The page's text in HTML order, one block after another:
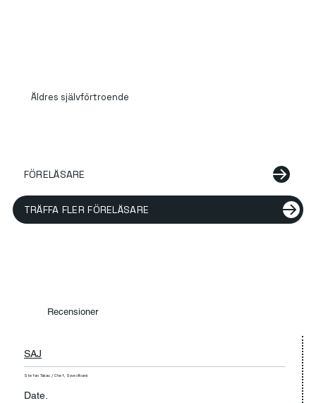
Äldres självförtroende
FÖRELÄSARE
TRÄFFA FLER FÖRELÄSARE
Recensioner
SAJ
Stefan Takac / Chef, Swedbank
Date.